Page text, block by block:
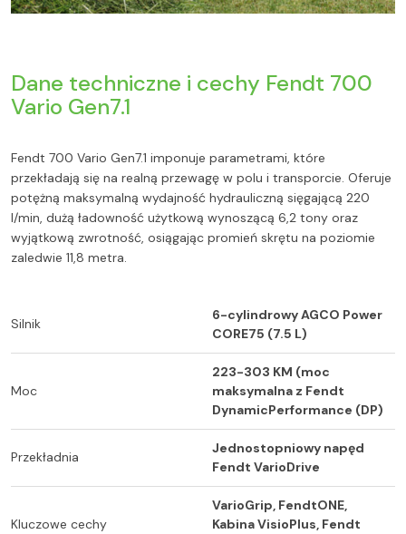
Dane techniczne i cechy Fendt 700
Vario Gen7.1
Fendt 700 Vario Gen7.1 imponuje parametrami, które
przekładają się na realną przewagę w polu i transporcie. Oferuje
potężną maksymalną wydajność hydrauliczną sięgającą 220
l/min, dużą ładowność użytkową wynoszącą 6,2 tony oraz
wyjątkową zwrotność, osiągając promień skrętu na poziomie
zaledwie 11,8 metra.
Silnik
6-cylindrowy AGCO Power
CORE75 (7.5 L)
Moc
223-303 KM (moc
maksymalna z Fendt
DynamicPerformance (DP)
Przekładnia
Jednostopniowy napęd
Fendt VarioDrive
Kluczowe cechy
VarioGrip, FendtONE,
Kabina VisioPlus, Fendt